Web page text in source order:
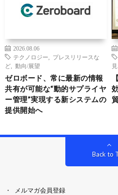
2026.08.06
テクノロジー
プレスリリースな
ど
動向/展望
ゼロボード、常に最新の情報
共有が可能な“動的サプライヤ
ー管理”実現する新システムの
提供開始へ
Back to
メルマガ会員登録